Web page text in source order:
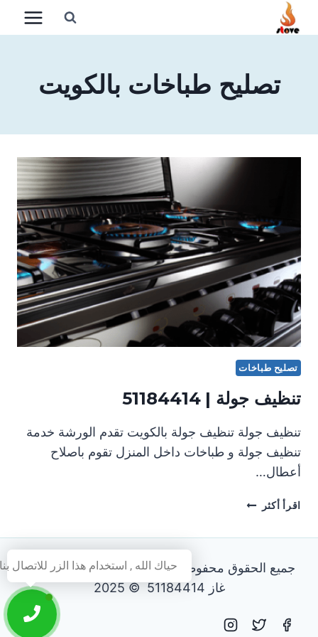
التجاوز
تصليح طباخات بالكويت
تصليح طباخات
تنظيف جولة | 51184414
تنظيف جولة تنظيف جولة بالكويت تقدم الورشة خدمة
تنظيف جولة و طباخات داخل المنزل تقوم باصلاح
أعطال…
اقرأ أكثر
تنظيف
|
جميع الحقوق محفوظة - فني تصليح طباخات و افران
غاز 51184414 © 2025
حياك الله , استخدام هذا الزر للاتصال بنا